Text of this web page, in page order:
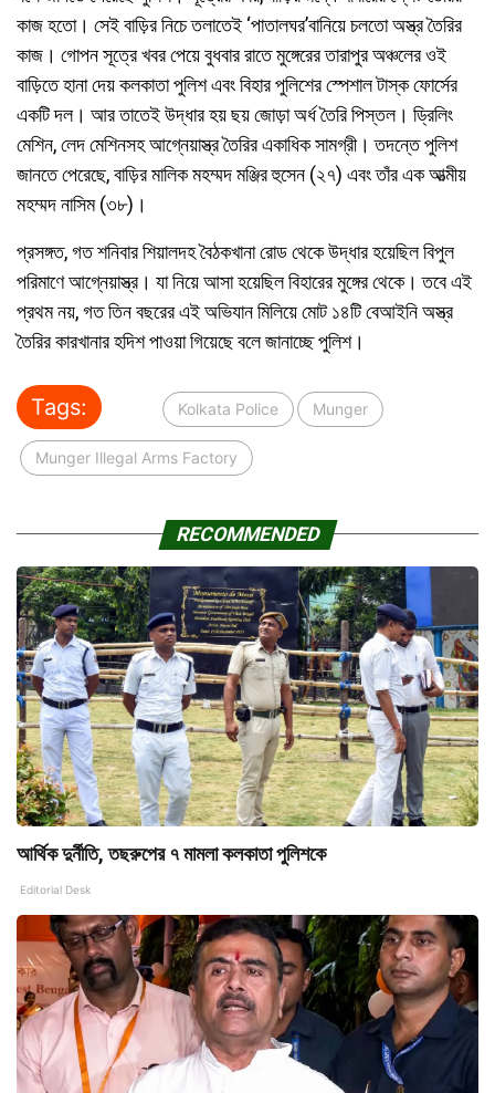
কাজ হতো। সেই বাড়ির নিচে তলাতেই ‘পাতালঘর’বানিয়ে চলতো অস্ত্র তৈরির
কাজ। গোপন সূত্রে খবর পেয়ে বুধবার রাতে মুঙ্গেরের তারাপুর অঞ্চলের ওই
বাড়িতে হানা দেয় কলকাতা পুলিশ এবং বিহার পুলিশের স্পেশাল টাস্ক ফোর্সের
একটি দল। আর তাতেই উদ্ধার হয় ছয় জোড়া অর্ধ তৈরি পিস্তল। ড্রিলিং
মেশিন, লেদ মেশিনসহ আগ্নেয়াস্ত্র তৈরির একাধিক সামগ্রী। তদন্তে পুলিশ
জানতে পেরেছে, বাড়ির মালিক মহম্মদ মঞ্জির হুসেন (২৭) এবং তাঁর এক আত্মীয়
মহম্মদ নাসিম (৩৮)।
প্রসঙ্গত, গত শনিবার শিয়ালদহ বৈঠকখানা রোড থেকে উদ্ধার হয়েছিল বিপুল
পরিমাণে আগ্নেয়াস্ত্র। যা নিয়ে আসা হয়েছিল বিহারের মুঙ্গের থেকে। তবে এই
প্রথম নয়, গত তিন বছরের এই অভিযান মিলিয়ে মোট ১৪টি বেআইনি অস্ত্র
তৈরির কারখানার হদিশ পাওয়া গিয়েছে বলে জানাচ্ছে পুলিশ।
Tags: Kolkata Police Munger
Munger Illegal Arms Factory
RECOMMENDED
আর্থিক দুর্নীতি, তছরুপের ৭ মামলা কলকাতা পুলিশকে
Editorial Desk